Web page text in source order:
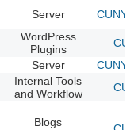
Server CUNY
WordPress
Plugins
Server
CUNY
Internal Tools
and Workflow
Blogs